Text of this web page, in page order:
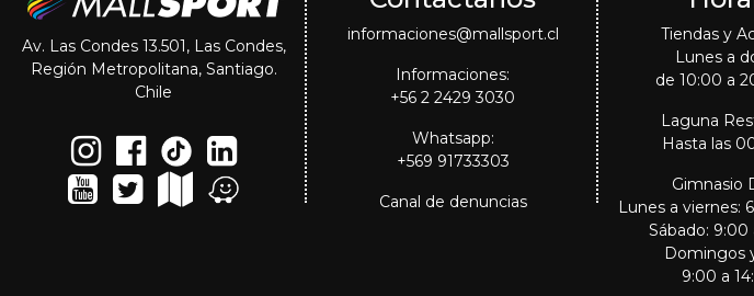
Av. Las Condes 13.501, Las Condes,
Región Metropolitana, Santiago.
Chile
informaciones@mallsport.cl
Informaciones:
+56 2 2429 3030
Whatsapp:
+569 91733303
Canal de denuncias
Tiendas y
Lunes a
de 10:00 a
Laguna
Hasta las
Gimnasio
Lunes a viernes:
Sábado: 9:00
Domingos
9:00 a